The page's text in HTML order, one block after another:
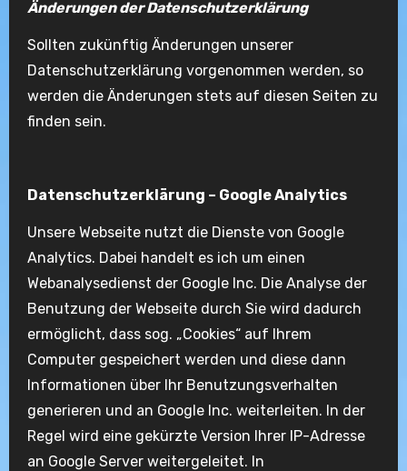
Änderungen der Datenschutzerklärung
Sollten zukünftig Änderungen unserer
Datenschutzerklärung vorgenommen werden, so
werden die Änderungen stets auf diesen Seiten zu
finden sein.
Datenschutzerklärung – Google Analytics
Unsere Webseite nutzt die Dienste von Google
Analytics. Dabei handelt es ich um einen
Webanalysedienst der Google Inc. Die Analyse der
Benutzung der Webseite durch Sie wird dadurch
ermöglicht, dass sog. „Cookies“ auf Ihrem
Computer gespeichert werden und diese dann
Informationen über Ihr Benutzungsverhalten
generieren und an Google Inc. weiterleiten. In der
Regel wird eine gekürzte Version Ihrer IP-Adresse
an Google Server weitergeleitet. In